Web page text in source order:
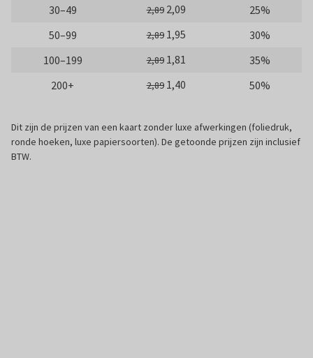
30–49
2,89 2,09
25%
50–99
2,89 1,95
30%
100–199
2,89 1,81
35%
200+
2,89 1,40 50%
Dit zijn de prijzen van een kaart zonder luxe afwerkingen (foliedruk,
ronde hoeken, luxe papiersoorten). De getoonde prijzen zijn inclusief
BTW.